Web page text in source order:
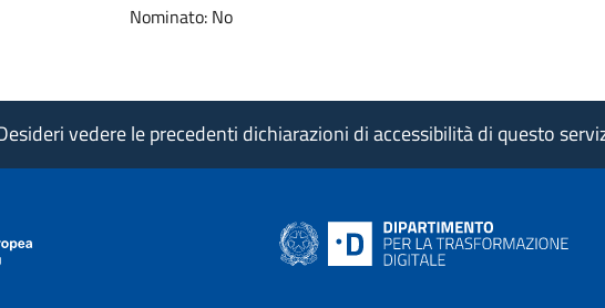
Nominato: No
vedere le precedenti dichiarazioni di accessibilità di questo